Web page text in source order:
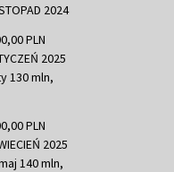
2024
PLN
2025
130 mln,
PLN
2025
140 mln,